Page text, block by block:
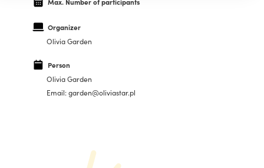
Organizer
Olivia Garden
Person
Olivia Garden
Email: garden@oliviastar.pl